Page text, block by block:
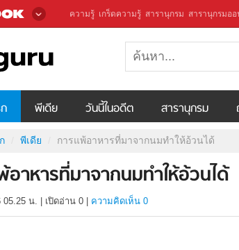
ความรู้ เกร็ดความรู้ สารานุกรม สารานุกรมอ
พีเดีย วันนี้ในอดีต สารานุกรม
พีเดีย การแพ้อาหารที่มาจากนมทำให้อ้วนได้
อาหารที่มาจากนมทำให้อ้วนได้
05.25 น. เปิดอ่าน 0 ความคิดเห็น 0